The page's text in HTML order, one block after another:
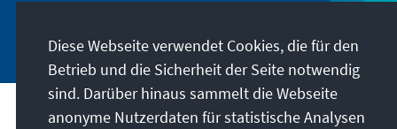
Diese Webseite verwendet Cookies, die für den
Betrieb und die Sicherheit der Seite notwendig
sind. Darüber hinaus sammelt die Webseite
anonyme Nutzerdaten für statistische Analysen